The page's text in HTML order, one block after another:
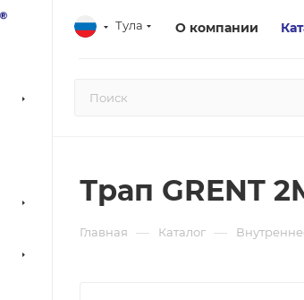
Тула О компании
Трап GRENT
Главная — Каталог —